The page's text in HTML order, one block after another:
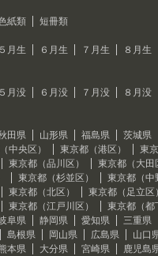
紙類
短冊類
５月生 ６月生 ７月生
８月生
５月没 ６月没 ７月没
８月没
田県 山形県 福島県
茨城県
中央区） 東京都（港区）
東
東京都（品川区）
東京都（大田
東京都（杉並区）
東京都（中
東京都（北区）
東京都（足立区
東京都（江戸川区）
東京都（都
阜県 静岡県 愛知県
三重県
島根県 岡山県 広島県
山口
本県 大分県 宮崎県
鹿児島